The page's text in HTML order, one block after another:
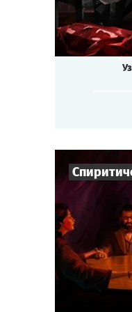
Игроков
Время игры
Тематика
Тип квеста